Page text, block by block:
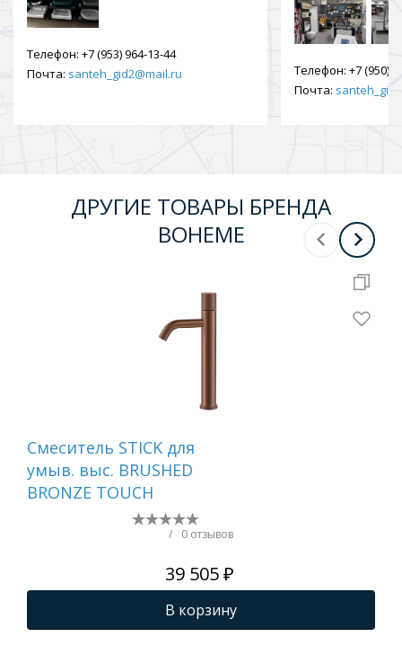
Телефон: +7 (953) 964-13-44
Почта: santeh_gid2@mail.ru Телефон: +7 (950)
Почта:
ДРУГИЕ ТОВАРЫ БРЕНДА
BOHEME
Смеситель STICK для
умыв. выс. BRUSHED
BRONZE TOUCH
/ 0 отзывов
39 505 ₽
В корзину